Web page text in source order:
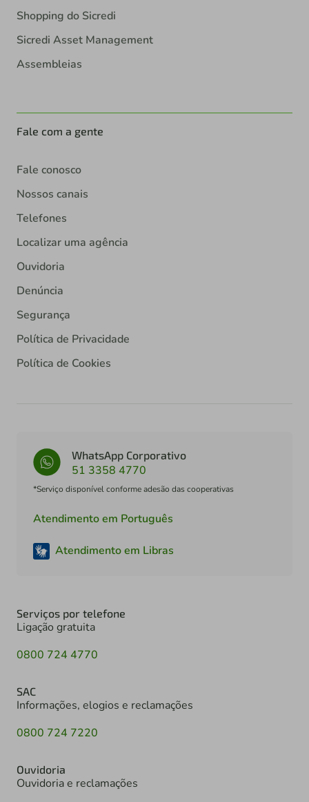
Shopping do Sicredi
Sicredi Asset Management
Assembleias
Fale com a gente
Fale conosco
Nossos canais
Telefones
Localizar uma agência
Ouvidoria
Denúncia
Segurança
Política de Privacidade
Política de Cookies
WhatsApp Corporativo
51 3358 4770
*Serviço disponível conforme adesão das cooperativas
Atendimento em Português
Atendimento em Libras
Serviços por telefone
Ligação gratuita
0800 724 4770
SAC
Informações, elogios e reclamações
0800 724 7220
Ouvidoria
Ouvidoria e reclamações